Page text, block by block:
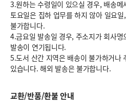
3.원하는 수령일이 있으실 경우, 배송
토요일은 집하 업무를 하지 않아 일요
불가합니다.
4.금요일 발송일 경우, 주소지가 회사
발송이 연기됩니다.
5.도서 산간 지역은 배송이 불가하거나
있습니다. 해외 발송은 불가합니다.
교환/반품/환불 안내